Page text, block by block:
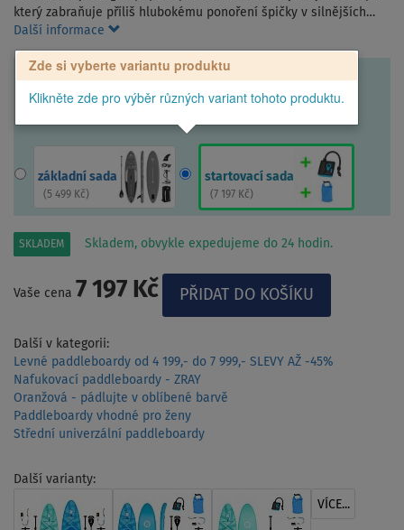
který zabraňuje příliš hlubokému ponoření špičky v silnějších…
Další informace
Zde si vyberte variantu produktu
Klikněte zde pro výběr různých variant tohoto produktu.
základní sada
(5 499 Kč)
startovací sada
(7 197 Kč)
SKLADEM Skladem, obvykle expedujeme do 24 hodin.
Vaše cena 7 197 Kč
Další v kategorii:
Levné paddleboardy od 4 199,- do 7 999,- SLEVY AŽ -45%
Nafukovací paddleboardy - ZRAY
Oranžová - pádlujte v oblíbené barvě
Paddleboardy vhodné pro ženy
Střední univerzální paddleboardy
Další varianty:
VÍCE...